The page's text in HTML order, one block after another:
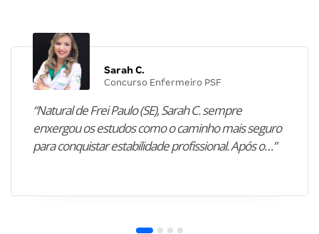
Sarah C.
Concurso Enfermeiro PSF
“Natural de Frei Paulo (SE), Sarah C. sempre
enxergou os estudos como o caminho mais seguro
para conquistar estabilidade profissional. Após o…”